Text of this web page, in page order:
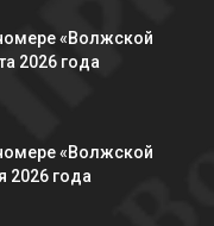
«Волжской
2026 года
«Волжской
2026 года